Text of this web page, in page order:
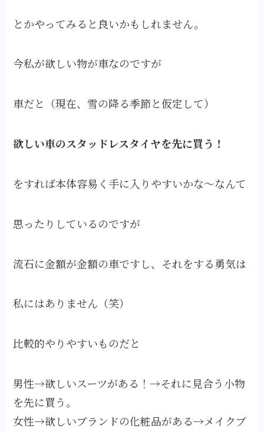
とかやってみると良いかもしれません。
今私が欲しい物が車なのですが
車だと（現在、雪の降る季節と仮定して）
欲しい車のスタッドレスタイヤを先に買う！
をすれば本体容易く手に入りやすいかな～なんて
思ったりしているのですが
流石に金額が金額の車ですし、それをする勇気は
私にはありません（笑）
比較的やりやすいものだと
男性→欲しいスーツがある！→それに見合う小物
を先に買う。
女性→欲しいブランドの化粧品がある→メイクブ